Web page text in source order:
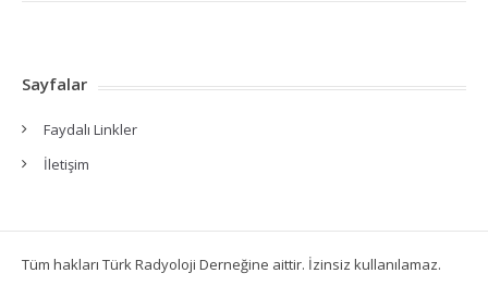
Sayfalar
Faydalı Linkler
İletişim
Tüm hakları Türk Radyoloji Derneğine aittir. İzinsiz kullanılamaz.